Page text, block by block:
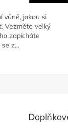
vůně, jakou si
Vezměte velký
zapícháte
z...